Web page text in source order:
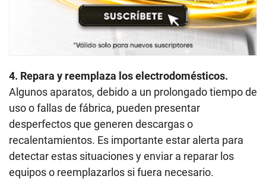
4. Repara y reemplaza los electrodomésticos.
Algunos aparatos, debido a un prolongado tiempo de
uso o fallas de fábrica, pueden presentar
desperfectos que generen descargas o
recalentamientos. Es importante estar alerta para
detectar estas situaciones y enviar a reparar los
equipos o reemplazarlos si fuera necesario.